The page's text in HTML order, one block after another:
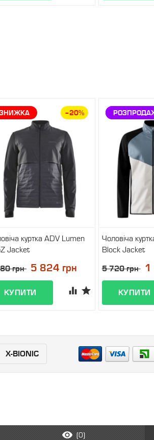
–20%
куртка ADV Lumen
Jacket
У наявності
грн 5 824 грн
ЗНИЖКА
Чоловіча
Block Jacket
У наявності
5 720 грн 1
X-BIONIC
(0)